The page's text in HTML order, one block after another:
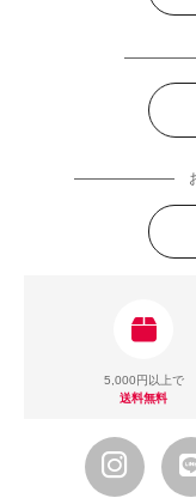
5,000円以上で
送料無料